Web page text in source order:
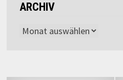
ARCHIV
Archiv